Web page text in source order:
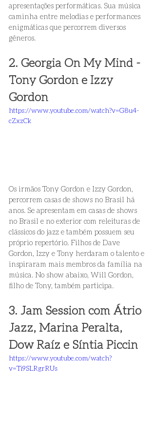
apresentações performáticas. Sua música
caminha entre melodias e performances
enigmáticas que percorrem diversos
gêneros.
2. Georgia On My Mind -
Tony Gordon e Izzy
Gordon
https://www.youtube.com/watch?v=G8u4-
cZxzCk
Os irmãos Tony Gordon e Izzy Gordon,
percorrem casas de shows no Brasil há
anos. Se apresentam em casas de shows
no Brasil e no exterior com releituras de
clássicos do jazz e também possuem seu
próprio repertório. Filhos de Dave
Gordon, Izzy e Tony herdaram o talento e
inspiraram mais membros da família na
música. No show abaixo, Will Gordon,
filho de Tony, também participa.
3. Jam Session com Átrio
Jazz, Marina Peralta,
Dow Raíz e Síntia Piccin
https://www.youtube.com/watch?
v=Ti9SLRgrRUs